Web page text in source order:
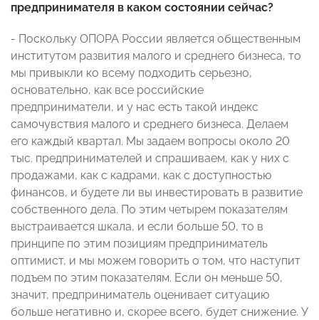
предпринимателя в каком состоянии сейчас?
- Поскольку ОПОРА России является общественным
институтом развития малого и среднего бизнеса, то
мы привыкли ко всему подходить серьезно,
основательно, как все российские
предприниматели, и у нас есть такой индекс
самочувствия малого и среднего бизнеса. Делаем
его каждый квартал. Мы задаем вопросы около 20
тыс. предпринимателей и спрашиваем, как у них с
продажами, как с кадрами, как с доступностью
финансов, и будете ли вы инвестировать в развитие
собственного дела. По этим четырем показателям
выстраивается шкала, и если больше 50, то в
принципе по этим позициям предприниматель
оптимист, и мы можем говорить о том, что наступит
подъем по этим показателям. Если он меньше 50,
значит, предприниматель оценивает ситуацию
больше негативно и, скорее всего, будет снижение. У